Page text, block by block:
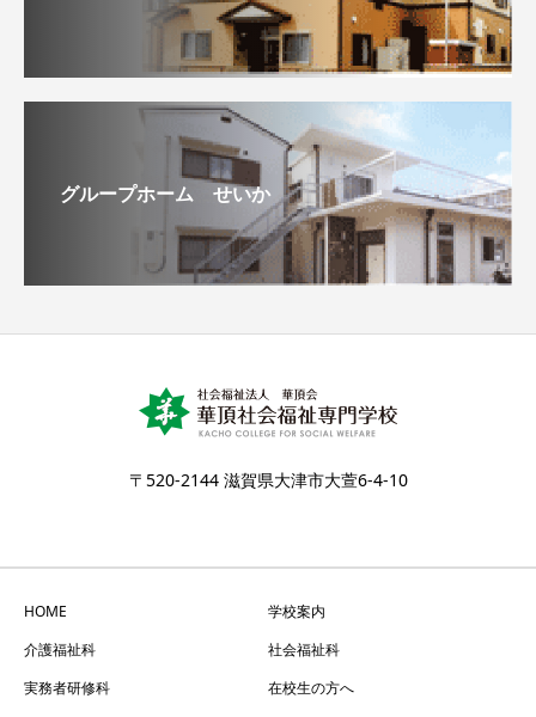
グループホーム せいか
〒520-2144 滋賀県大津市大萱6-4-10
HOME
学校案内
介護福祉科
社会福祉科
実務者研修科
在校生の方へ